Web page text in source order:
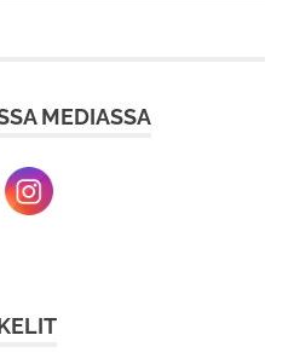
MEDIASSA